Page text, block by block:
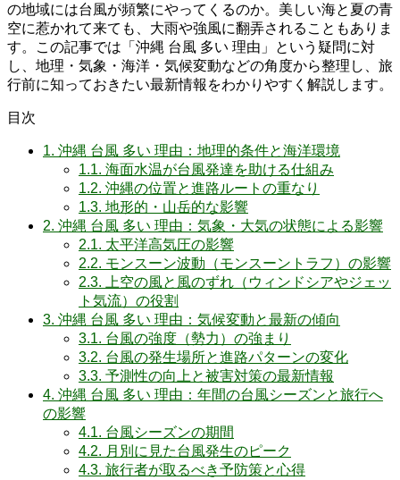
の地域には台風が頻繁にやってくるのか。美しい海と夏の青
空に惹かれて来ても、大雨や強風に翻弄されることもありま
す。この記事では「沖縄 台風 多い 理由」という疑問に対
し、地理・気象・海洋・気候変動などの角度から整理し、旅
行前に知っておきたい最新情報をわかりやすく解説します。
目次
1. 沖縄 台風 多い 理由：地理的条件と海洋環境
1.1. 海面水温が台風発達を助ける仕組み
1.2. 沖縄の位置と進路ルートの重なり
1.3. 地形的・山岳的な影響
2. 沖縄 台風 多い 理由：気象・大気の状態による影響
2.1. 太平洋高気圧の影響
2.2. モンスーン波動（モンスーントラフ）の影響
2.3. 上空の風と風のずれ（ウィンドシアやジェッ
ト気流）の役割
3. 沖縄 台風 多い 理由：気候変動と最新の傾向
3.1. 台風の強度（勢力）の強まり
3.2. 台風の発生場所と進路パターンの変化
3.3. 予測性の向上と被害対策の最新情報
4. 沖縄 台風 多い 理由：年間の台風シーズンと旅行へ
の影響
4.1. 台風シーズンの期間
4.2. 月別に見た台風発生のピーク
4.3. 旅行者が取るべき予防策と心得